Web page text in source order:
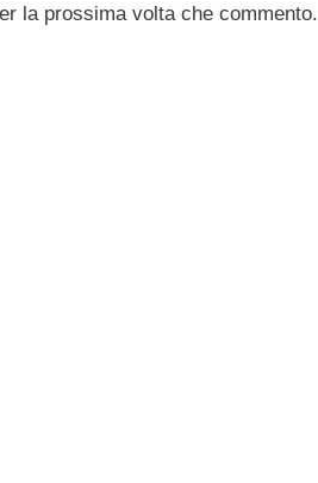
la prossima volta che commento.